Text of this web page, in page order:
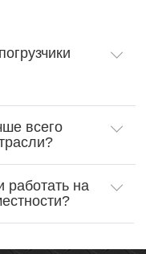
всего
работать на